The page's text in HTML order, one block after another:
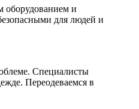
оборудованием и
для людей и
Специалисты
Переодеваемся в